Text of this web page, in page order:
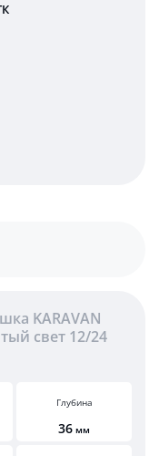
KARAVAN
свет 12/24
Глубина
36 мм